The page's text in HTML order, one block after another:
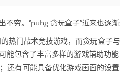
穷。“pubg 贪玩盒子”近来也逐渐
热门战术竞技游戏，而贪玩盒子
能包含了丰富多样的游戏辅助功
还有可能具备优化游戏画面的设